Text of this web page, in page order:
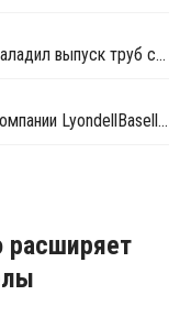
Хабаровский завод трубной изоляции наладил выпуск труб с пенополимерной изоляцией
Новый завод окиси пропилена в США компании LyondellBasell готов на 20%
расширяет